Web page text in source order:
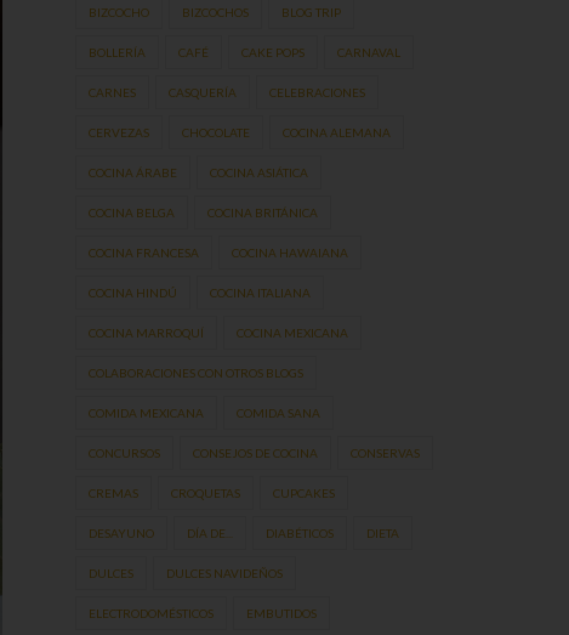
BIZCOCHO BIZCOCHOS BLOG TRIP
BOLLERÍA CAFÉ CAKE POPS CARNAVAL
CARNES CASQUERÍA CELEBRACIONES
CERVEZAS CHOCOLATE COCINA ALEMANA
COCINA ÁRABE COCINA ASIÁTICA
COCINA BELGA COCINA BRITÁNICA
COCINA FRANCESA COCINA HAWAIANA
COCINA HINDÚ COCINA ITALIANA
COCINA MARROQUÍ COCINA MEXICANA
COLABORACIONES CON OTROS BLOGS
COMIDA MEXICANA COMIDA SANA
CONCURSOS CONSEJOS DE COCINA CONSERVAS
CREMAS CROQUETAS CUPCAKES
DESAYUNO DÍA DE... DIABÉTICOS DIETA
DULCES DULCES NAVIDEÑOS
ELECTRODOMÉSTICOS EMBUTIDOS